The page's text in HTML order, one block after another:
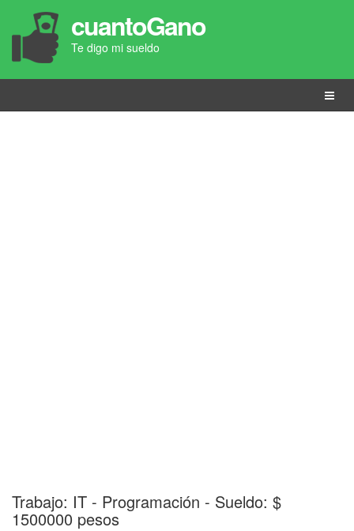
cuantoGano
Te digo mi sueldo
Menú
Trabajo: IT - Programación - Sueldo: $
1500000 pesos